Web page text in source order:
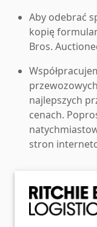
Aby odebrać
kopię
Bros.
najlepszych
cenach.
stron